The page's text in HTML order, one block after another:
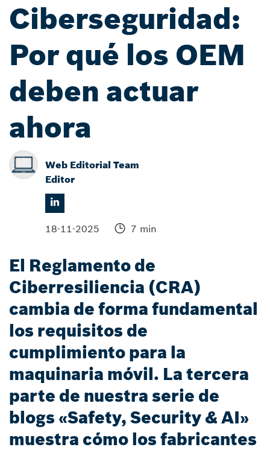
Ciberseguridad:
Por qué los OEM
deben actuar
ahora
Web Editorial Team
Editor
18-11-2025 7 min
El Reglamento de
Ciberresiliencia (CRA)
cambia de forma fundamental
los requisitos de
cumplimiento para la
maquinaria móvil. La tercera
parte de nuestra serie de
blogs «Safety, Security & AI»
muestra cómo los fabricantes